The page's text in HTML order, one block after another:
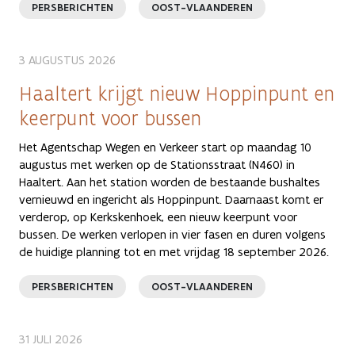
PERSBERICHTEN OOST-VLAANDEREN
3 AUGUSTUS 2026
Haaltert krijgt nieuw Hoppinpunt en
keerpunt voor bussen
Het Agentschap Wegen en Verkeer start op maandag 10
augustus met werken op de Stationsstraat (N460) in
Haaltert. Aan het station worden de bestaande bushaltes
vernieuwd en ingericht als Hoppinpunt. Daarnaast komt er
verderop, op Kerkskenhoek, een nieuw keerpunt voor
bussen. De werken verlopen in vier fasen en duren volgens
de huidige planning tot en met vrijdag 18 september 2026.
PERSBERICHTEN OOST-VLAANDEREN
31 JULI 2026